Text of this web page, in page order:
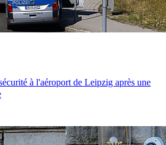
à l'aéroport de Leipzig après une